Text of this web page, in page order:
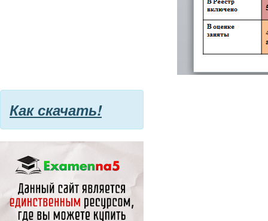
Как скачать!